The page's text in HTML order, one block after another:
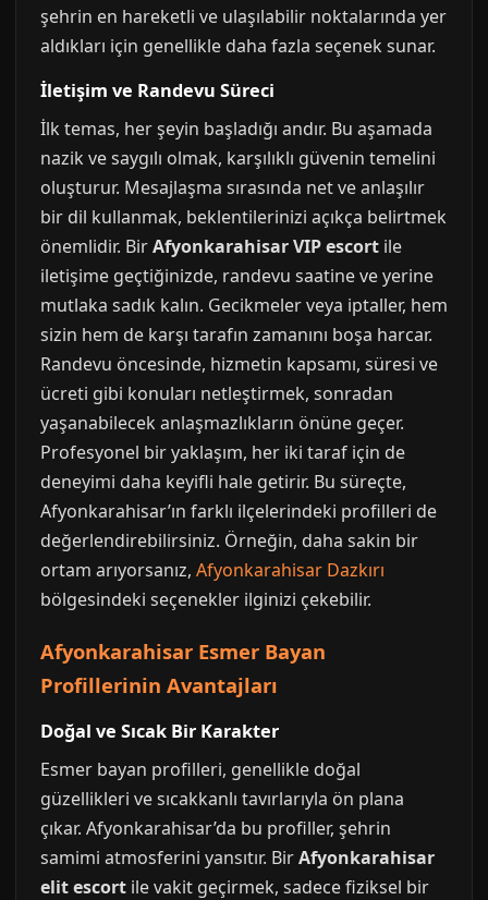
şehrin en hareketli ve ulaşılabilir noktalarında yer
aldıkları için genellikle daha fazla seçenek sunar.
İletişim ve Randevu Süreci
İlk temas, her şeyin başladığı andır. Bu aşamada
nazik ve saygılı olmak, karşılıklı güvenin temelini
oluşturur. Mesajlaşma sırasında net ve anlaşılır
bir dil kullanmak, beklentilerinizi açıkça belirtmek
önemlidir. BirAfyonkarahisar VIP escort ile
iletişime geçtiğinizde, randevu saatine ve yerine
mutlaka sadık kalın. Gecikmeler veya iptaller, hem
sizin hem de karşı tarafın zamanını boşa harcar.
Randevu öncesinde, hizmetin kapsamı, süresi ve
ücreti gibi konuları netleştirmek, sonradan
yaşanabilecek anlaşmazlıkların önüne geçer.
Profesyonel bir yaklaşım, her iki taraf için de
deneyimi daha keyifli hale getirir. Bu süreçte,
Afyonkarahisar’ın farklı ilçelerindeki profilleri de
değerlendirebilirsiniz. Örneğin, daha sakin bir
ortam arıyorsanız, Afyonkarahisar Dazkırı
bölgesindeki seçenekler ilginizi çekebilir.
Afyonkarahisar Esmer Bayan
Profillerinin Avantajları
Doğal ve Sıcak Bir Karakter
Esmer bayan profilleri, genellikle doğal
güzellikleri ve sıcakkanlı tavırlarıyla ön plana
çıkar. Afyonkarahisar’da bu profiller, şehrin
samimi atmosferini yansıtır. BirAfyonkarahisar
elit escort ile vakit geçirmek, sadece fiziksel bir